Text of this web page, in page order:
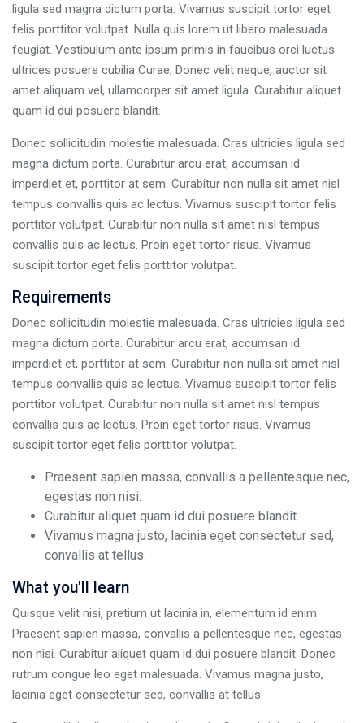
ligula sed magna dictum porta. Vivamus suscipit tortor eget
felis porttitor volutpat. Nulla quis lorem ut libero malesuada
feugiat. Vestibulum ante ipsum primis in faucibus orci luctus
ultrices posuere cubilia Curae; Donec velit neque, auctor sit
amet aliquam vel, ullamcorper sit amet ligula. Curabitur aliquet
quam id dui posuere blandit.
Donec sollicitudin molestie malesuada. Cras ultricies ligula sed
magna dictum porta. Curabitur arcu erat, accumsan id
imperdiet et, porttitor at sem. Curabitur non nulla sit amet nisl
tempus convallis quis ac lectus. Vivamus suscipit tortor felis
porttitor volutpat. Curabitur non nulla sit amet nisl tempus
convallis quis ac lectus. Proin eget tortor risus. Vivamus
suscipit tortor eget felis porttitor volutpat.
Requirements
Donec sollicitudin molestie malesuada. Cras ultricies ligula sed
magna dictum porta. Curabitur arcu erat, accumsan id
imperdiet et, porttitor at sem. Curabitur non nulla sit amet nisl
tempus convallis quis ac lectus. Vivamus suscipit tortor felis
porttitor volutpat. Curabitur non nulla sit amet nisl tempus
convallis quis ac lectus. Proin eget tortor risus. Vivamus
suscipit tortor eget felis porttitor volutpat.
Praesent sapien massa, convallis a pellentesque nec,
egestas non nisi.
Curabitur aliquet quam id dui posuere blandit.
Vivamus magna justo, lacinia eget consectetur sed,
convallis at tellus.
What you'll learn
Quisque velit nisi, pretium ut lacinia in, elementum id enim.
Praesent sapien massa, convallis a pellentesque nec, egestas
non nisi. Curabitur aliquet quam id dui posuere blandit. Donec
rutrum congue leo eget malesuada. Vivamus magna justo,
lacinia eget consectetur sed, convallis at tellus.